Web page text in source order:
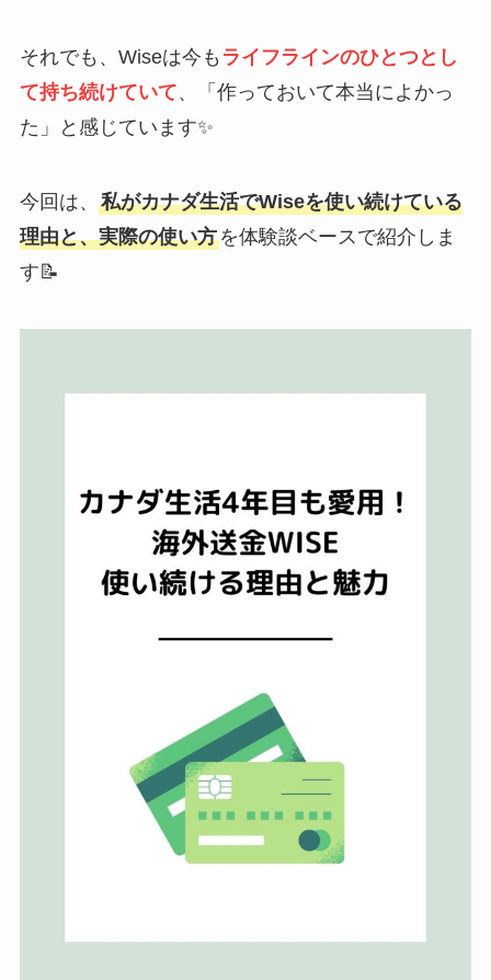
それでも、Wiseは今も ライフラインのひとつとし
て持ち続けていて、「作っておいて本当によかっ
た」と感じています✨
今回は、 私がカナダ生活でWiseを使い続けている
理由と、実際の使い方を体験談ベースで紹介しま
す📝